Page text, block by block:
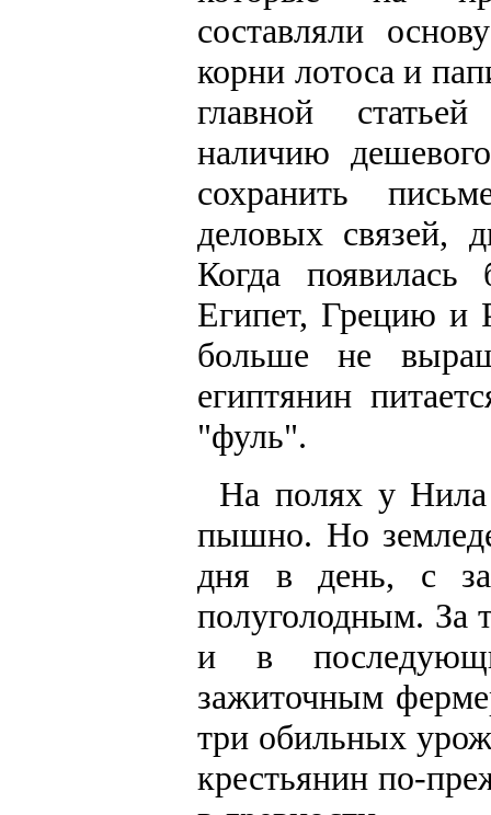
составляли
корни лотоса и
главной
наличию
сохранить
деловых связей,
Когда
Египет, Грецию и
больше не
египтянин
"фуль".
На полях у Нила
пышно. Но
дня в день, с
полуголодным. За
и в
зажиточным
три обильных
крестьянин по-